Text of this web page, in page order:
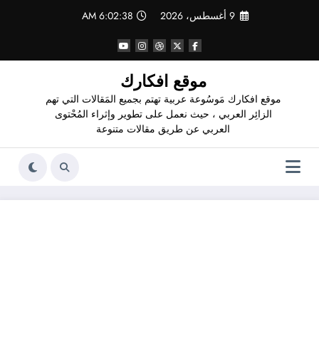
9 أغسطس، 2026 6:02:39 AM
موقع افكارك
موقع افكارك مَوسُوعة عربية تهتم بجميع المَقالات التي تهم
الزائِر العربي ، حيث نعمل على تطوير وإثراء المُحْتوى
العربي عن طريق مقالات متنوعة